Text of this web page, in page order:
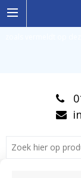
Ingelogde gebruiker